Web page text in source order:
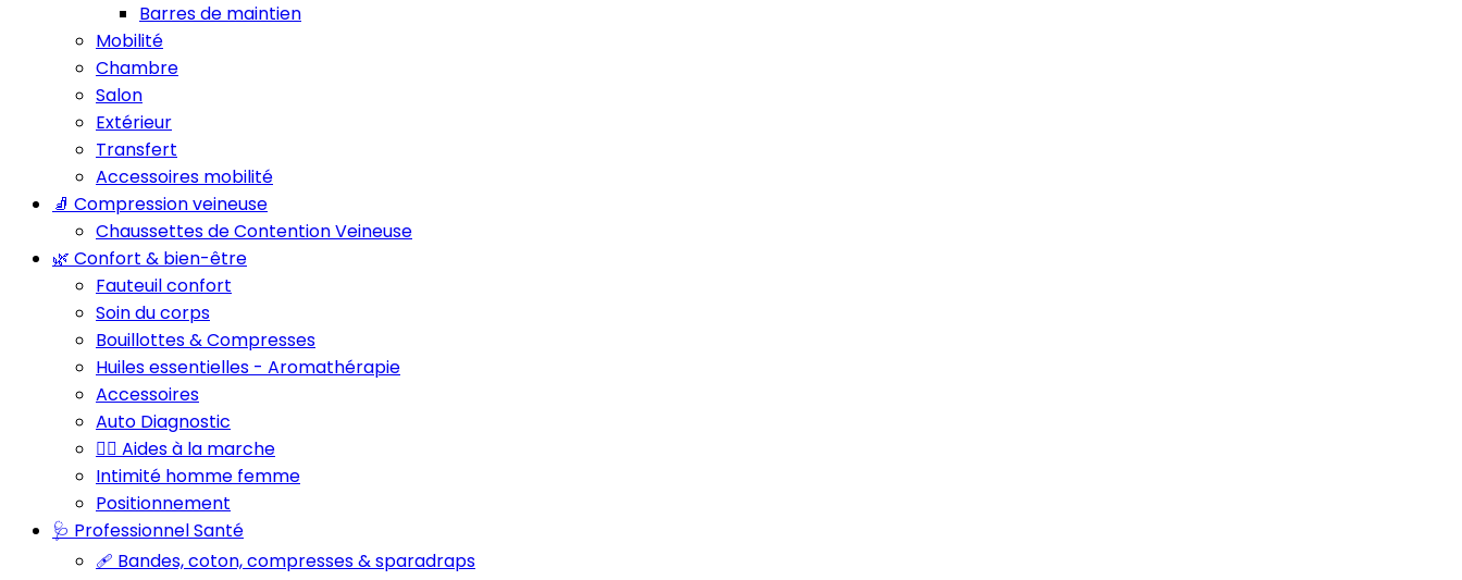
Barres de maintien
Mobilité
Chambre
Salon
Extérieur
Transfert
Accessoires mobilité
🧦 Compression veineuse
Chaussettes de Contention Veineuse
🌿 Confort & bien-être
Fauteuil confort
Soin du corps
Bouillottes & Compresses
Huiles essentielles - Aromathérapie
Accessoires
Auto Diagnostic
🚶‍♂️ Aides à la marche
Intimité homme femme
Positionnement
🩺 Professionnel Santé
🩹 Bandes, coton, compresses & sparadraps